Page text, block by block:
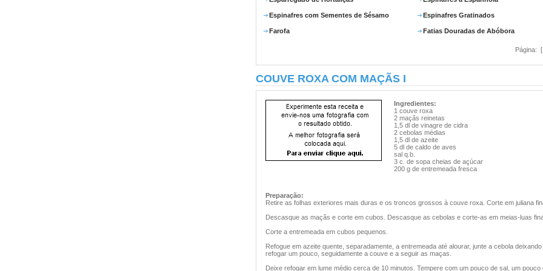
Espinafres com Sementes de Sésamo Espinafres Gratinados
Farofa Fatias Douradas de Abóbora
Página:
COUVE ROXA COM MAÇÃS I
Ingredientes:
1 couve roxa
2 maçãs reinetas
1,5 dl de vinagre de cidra
2 cebolas médias
1,5 dl de azeite
5 dl de caldo de aves
sal q.b.
3 c. de sopa cheias de açúcar
200 g de entremeada fresca
Preparação:
Retire as folhas exteriores mais duras e os troncos grossos à couve roxa. Corte em juliana
Descasque as maçãs e corte em cubos. Descasque as cebolas e corte-as em meias-luas
Corte a entremeada em cubos pequenos.
Refogue em azeite quente, separadamente, a entremeada até alourar, junte a cebola deixando
refogar um pouco, seguidamente a couve e a seguir as maças.
Deixe refogar em lume médio cerca de 10 minutos. Tempere com um pouco de sal, um pouco